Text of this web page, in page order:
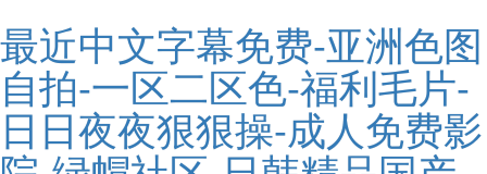
最近中文字幕免费-亚洲色图
自拍-一区二区色-福利毛片-
日日夜夜狠狠操-成人免费影